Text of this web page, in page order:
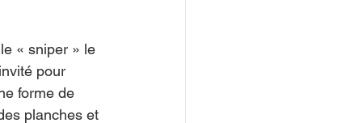
« sniper » le
pour
forme de
planches et